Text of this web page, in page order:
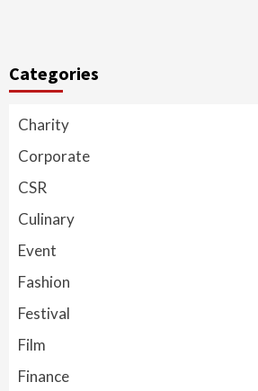
Categories
Charity
Corporate
CSR
Culinary
Event
Fashion
Festival
Film
Finance